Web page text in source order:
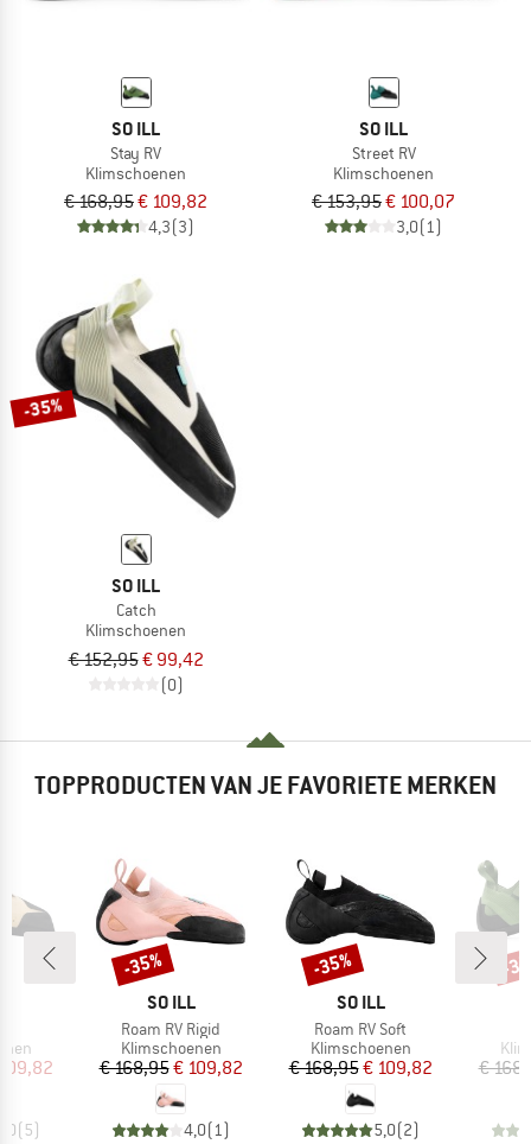
SO ILL
Stay RV
Klimschoenen
€ 168,95€ 109,82
4,3(3)
SO ILL
Street RV
Klimschoenen
€ 153,95€ 100,07
3,0(1)
-35%
SO ILL
Catch
Klimschoenen
€ 152,95€ 99,42
(0)
TOPPRODUCTEN VAN JE FAVORIETE MERKEN
prijs
( 5)
MERK
SO ILL
Artikel
Roam RV Rigid
Productgroep
Klimschoenen
Prijs
€ 168,95Verlaagde prijs
€ 109,82
4,0( 1)
Korting
-35%
MERK
SO ILL
Artikel
Roam RV Soft
Productgroep
Klimschoenen
Prijs
€ 168,95Verlaagde prijs
€ 109,82
5,0(2)
Korting
-35%
€
-